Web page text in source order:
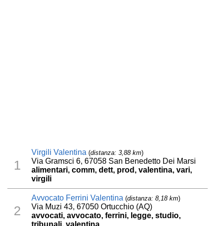
1
Virgili Valentina (distanza: 3,88 km)
Via Gramsci 6, 67058 San Benedetto Dei Marsi
alimentari, comm, dett, prod, valentina, vari,
virgili
2
Avvocato Ferrini Valentina (distanza: 8,18 km)
Via Muzi 43, 67050 Ortucchio (AQ)
avvocati, avvocato, ferrini, legge, studio,
tribunali, valentina